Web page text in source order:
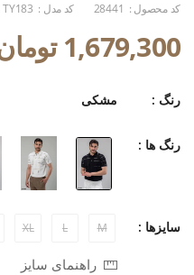
کد محصول : 28441 کد مدل : TY183
1,679,300 تومان
رنگ : مشکی
رنگ ها :
سایزها : M
L
XL
راهنمای سایز